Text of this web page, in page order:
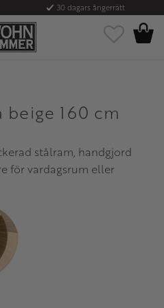
30 dagars ångerrätt
Favoriter
beige 160 cm
stålram, handgjord
för vardagsrum eller